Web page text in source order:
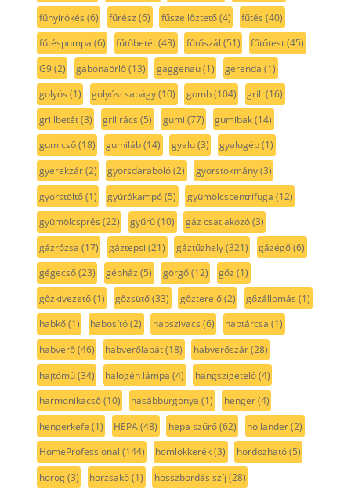
fűnyírókés (6) fűrész (6) fűszellőztető(4) fűtés (40)
fűtéspumpa (6) fűtőbetét(43) fűtőszál (51) fűtőtest(45)
G9(2) gabonaörlő(13) gaggenau(1) gerenda (1)
golyós (1) golyóscsapágy(10) gomb(104) grill (16)
grillbetét(3) grillrács (5) gumi (77) gumibak(14)
gumicső(18) gumiláb(14) gyalu(3) gyalugép(1)
gyerekzár(2) gyorsdaraboló(2) gyorstokmány(3)
gyorstöltő(1) gyúrókampó(5) gyümölcscentrifuga (12)
gyümölcsprés (22) gyűrű(10) gáz csatlakozó(3)
gázrózsa (17) gáztepsi (21) gáztűzhely(321) gázégő(6)
gégecső(23) gépház (5) görgő(12) gőz (1)
gőzkivezető(1) gőzsütő(33) gőzterelő(2) gőzállomás (1)
habkő(1) habosító(2) habszivacs (6) habtárcsa (1)
habverő(46) habverőlapát(18) habverőszár(28)
hajtómű(34) halogén lámpa (4) hangszigetelő(4)
harmonikacső(10) hasábburgonya (1) henger(4)
hengerkefe (1) HEPA(48) hepa szűrő(62) hollander(2)
HomeProfessional (144) homlokkerék(3) hordozható(5)
horog(3) horzsakő(1) hosszbordás szíj (28)